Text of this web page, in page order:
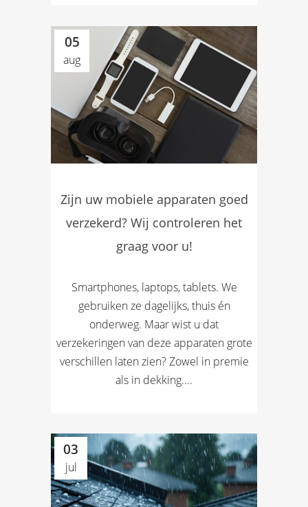
05
aug
Zijn uw mobiele apparaten goed
verzekerd? Wij controleren het
graag voor u!
Smartphones, laptops, tablets. We
gebruiken ze dagelijks, thuis én
onderweg. Maar wist u dat
verzekeringen van deze apparaten grote
verschillen laten zien? Zowel in premie
als in dekking....
03
jul